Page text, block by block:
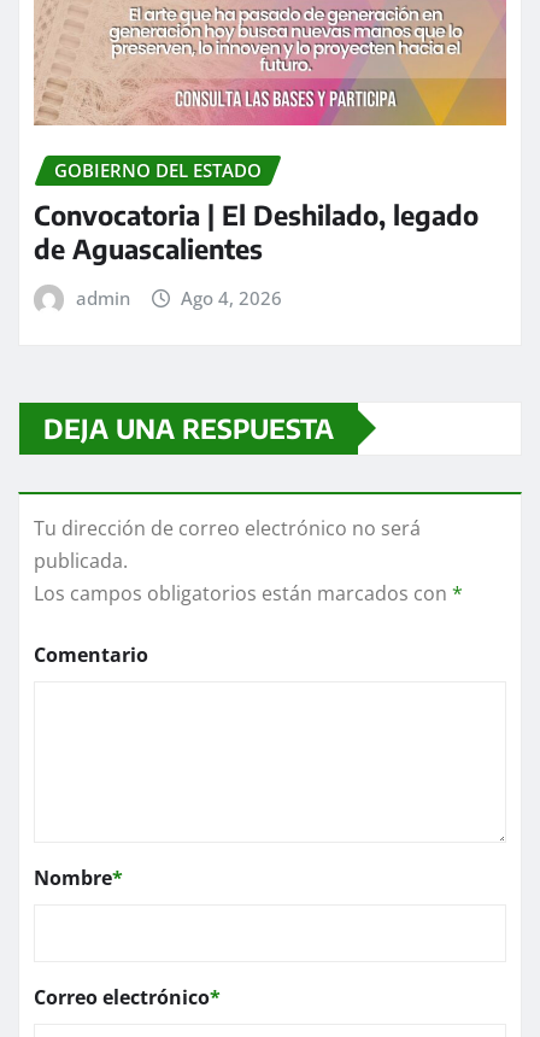
GOBIERNO DEL ESTADO
Convocatoria | El Deshilado, legado
de Aguascalientes
admin Ago 4, 2026
DEJA UNA RESPUESTA
Tu dirección de correo electrónico no será
publicada.
Los campos obligatorios están marcados con *
Comentario
Nombre*
Correo electrónico*